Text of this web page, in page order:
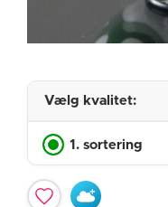
Vælg kvalitet:
1. sortering